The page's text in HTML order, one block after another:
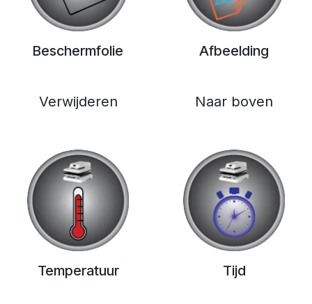
Beschermfolie
Verwijderen
Afbeelding
Naar boven
Temperatuur Tijd